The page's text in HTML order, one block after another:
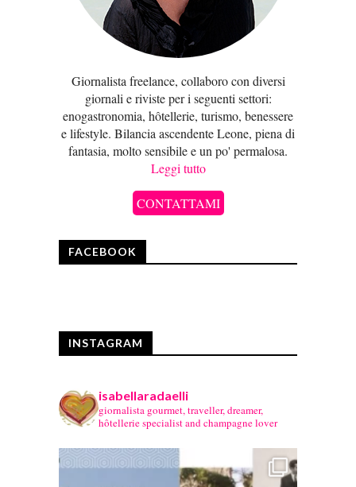
Giornalista freelance, collaboro con diversi
giornali e riviste per i seguenti settori:
enogastronomia, hôtellerie, turismo, benessere
e lifestyle. Bilancia ascendente Leone, piena di
fantasia, molto sensibile e un po' permalosa.
Leggi tutto
CONTATTAMI
FACEBOOK
INSTAGRAM
isabellaradaelli
giornalista gourmet, traveller, dreamer,
hôtellerie specialist and champagne lover